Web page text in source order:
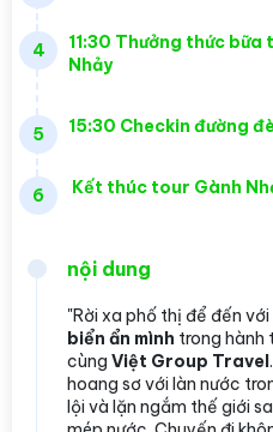
4
11:30 Thưởng thức
Nhảy
5 15:30 Checkin đường
6 Kết thúc tour Gành
nội dung
"Rời xa phố thị để đến với
biển ẩn mình trong hành
cùng Việt Group Travel
hoang sơ với làn nước
lội và lặn ngắm thế giới